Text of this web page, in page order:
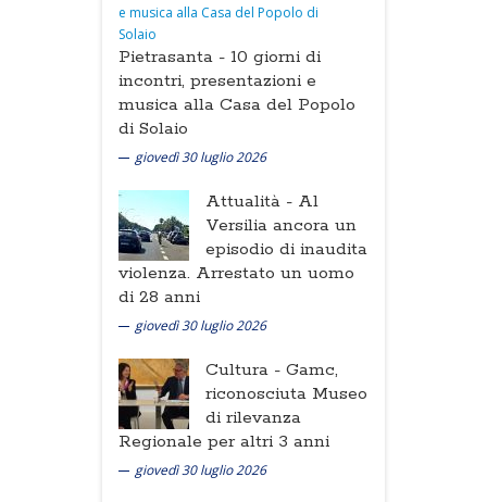
Pietrasanta - 10 giorni di
incontri, presentazioni e
musica alla Casa del Popolo
di Solaio
giovedì 30 luglio 2026
Attualità - Al
Versilia ancora un
episodio di inaudita
violenza. Arrestato un uomo
di 28 anni
giovedì 30 luglio 2026
Cultura - Gamc,
riconosciuta Museo
di rilevanza
Regionale per altri 3 anni
giovedì 30 luglio 2026